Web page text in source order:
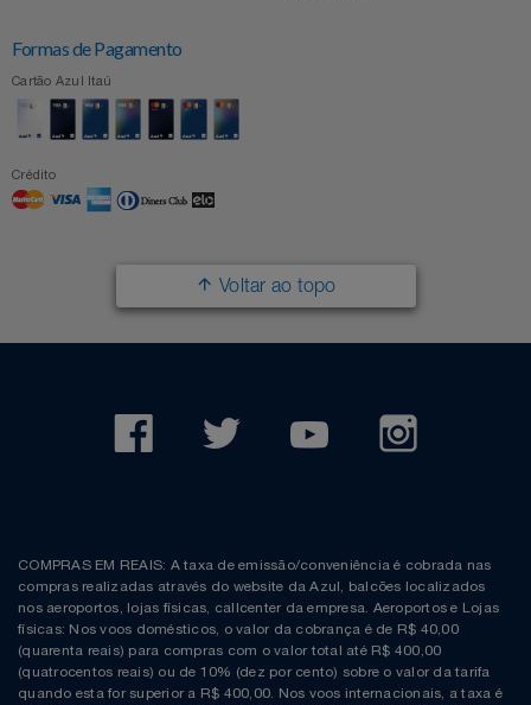
Formas de Pagamento
Cartão Azul Itaú
Crédito
Voltar ao topo
COMPRAS EM REAIS: A taxa de emissão/conveniência é cobrada nas
compras realizadas através do website da Azul, balcões localizados
nos aeroportos, lojas físicas, callcenter da empresa. Aeroportos e Lojas
físicas: Nos voos domésticos, o valor da cobrança é de R$ 40,00
(quarenta reais) para compras com o valor total até R$ 400,00
(quatrocentos reais) ou de 10% (dez por cento) sobre o valor da tarifa
quando esta for superior a R$ 400,00. Nos voos internacionais, a taxa é